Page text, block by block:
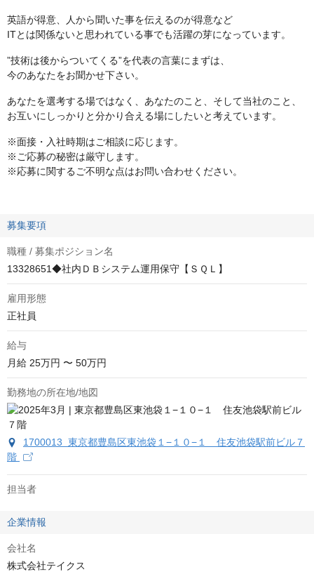
英語が得意、人から聞いた事を伝えるのが得意など
ITとは関係ないと思われている事でも活躍の芽になっています。
”技術は後からついてくる”を代表の言葉にまずは、
今のあなたをお聞かせ下さい。
あなたを選考する場ではなく、あなたのこと、そして当社のこと、
お互いにしっかりと分かり合える場にしたいと考えています。
※面接・入社時期はご相談に応じます。
※ご応募の秘密は厳守します。
※応募に関するご不明な点はお問い合わせください。
募集要項
職種 / 募集ポジション名
13328651◆社内ＤＢシステム運用保守【ＳＱＬ】
雇用形態
正社員
給与
月給 25万円 〜 50万円
勤務地の所在地/地図
1700013 東京都豊島区東池袋１−１０−１ 住友池袋駅前ビル７
階
担当者
企業情報
会社名
株式会社テイクス